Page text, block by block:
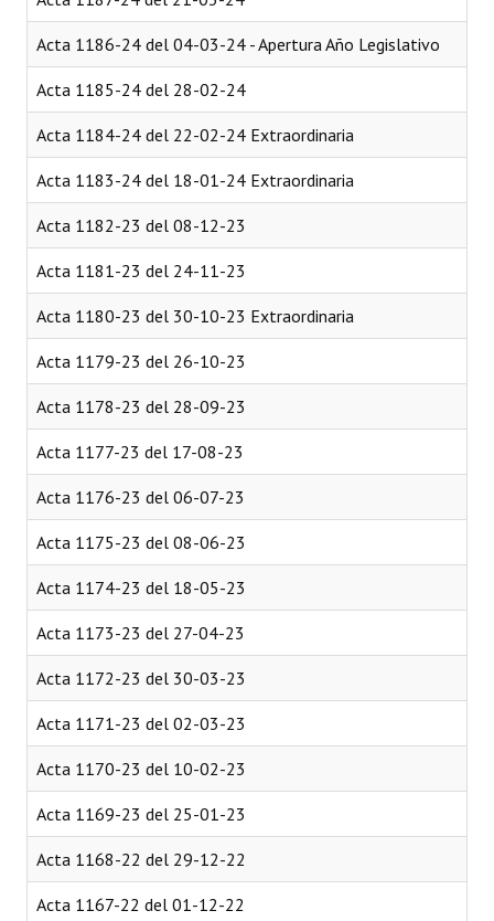
Ciudadano Ilustre - Registro
Banca del Vecino - Registro
Huéspedes de Honor - Registro
Antiguos Pobladores - Registro
Reconocimientos - Registro
Bariloche, Municipio intercultural
Entrega de distinciones
Acta 1186-24 del 04-03-24 - Apertura Año Legislativo
Acta 1185-24 del 28-02-24
Acta 1184-24 del 22-02-24 Extraordinaria
Acta 1183-24 del 18-01-24 Extraordinaria
Acta 1182-23 del 08-12-23
Acta 1181-23 del 24-11-23
Acta 1180-23 del 30-10-23 Extraordinaria
Acta 1179-23 del 26-10-23
Acta 1178-23 del 28-09-23
Acta 1177-23 del 17-08-23
Acta 1176-23 del 06-07-23
Acta 1175-23 del 08-06-23
Acta 1174-23 del 18-05-23
Acta 1173-23 del 27-04-23
Acta 1172-23 del 30-03-23
Acta 1171-23 del 02-03-23
Acta 1170-23 del 10-02-23
Acta 1169-23 del 25-01-23
Acta 1168-22 del 29-12-22
Acta 1167-22 del 01-12-22